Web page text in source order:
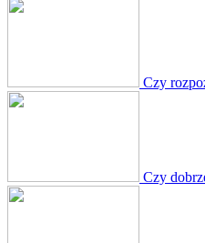
Czy
Czy